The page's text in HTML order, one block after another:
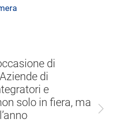
Next
di
di
e
solo in fiera, ma